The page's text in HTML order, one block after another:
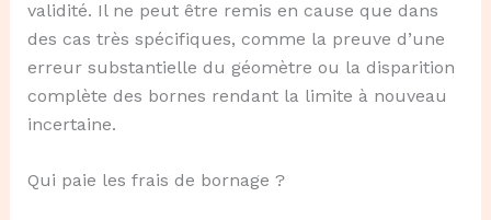
validité. Il ne peut être remis en cause que dans
des cas très spécifiques, comme la preuve d’une
erreur substantielle du géomètre ou la disparition
complète des bornes rendant la limite à nouveau
incertaine.
Qui paie les frais de bornage ?